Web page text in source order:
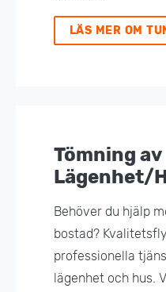
LÄS MER OM
Tömning av
Lägenhet/
Behöver du hjälp
bostad?
professionella
lägenhet och hus.